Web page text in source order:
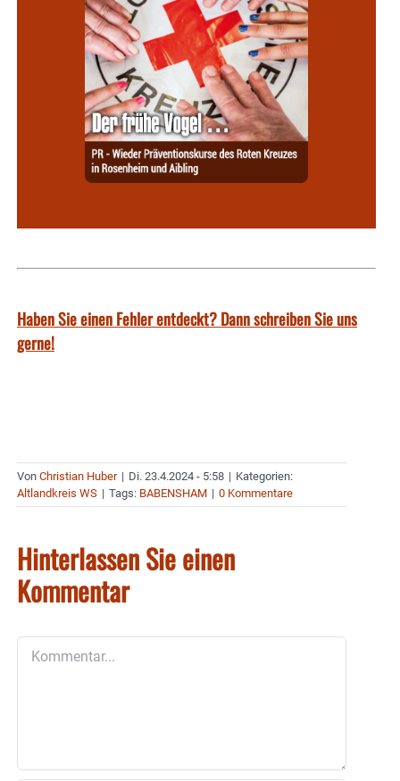
Haben Sie einen Fehler entdeckt? Dann schreiben Sie uns
gerne!
Von Christian Huber | Di. 23.4.2024 - 5:58 | Kategorien:
Altlandkreis WS | Tags: BABENSHAM | 0 Kommentare
Hinterlassen Sie einen
Kommentar